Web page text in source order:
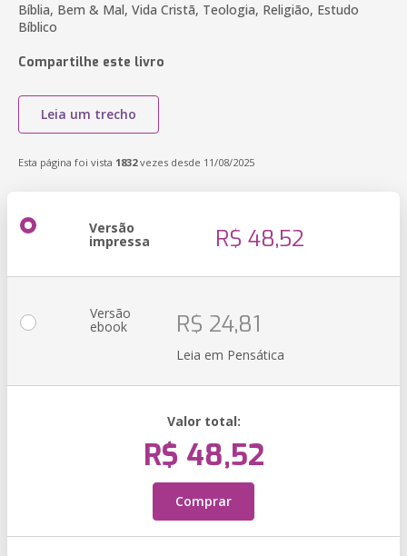
Bíblia, Bem & Mal, Vida Cristã, Teologia, Religião, Estudo
Bíblico
Compartilhe este livro
Leia um trecho
Esta página foi vista 1832vezes desde 11/08/2025
Versão
impressa R$ 48,52
Versão
ebook R$ 24,81
Leia em Pensática
Valor total:
R$ 48,52
Comprar